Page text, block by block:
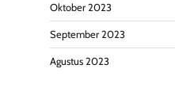
Oktober 2023
September 2023
Agustus 2023